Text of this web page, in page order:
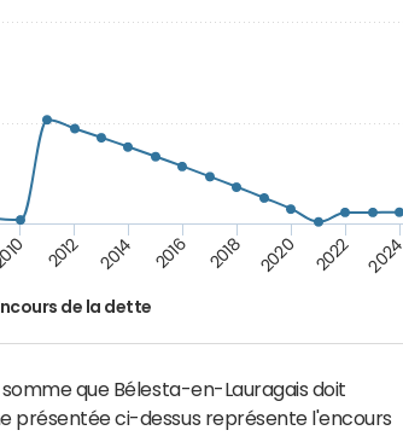
de la dette
2012 2014 2016 2018 2020 2022 2024
que Bélesta-en-Lauragais doit
présentée ci-dessus représente l'encours